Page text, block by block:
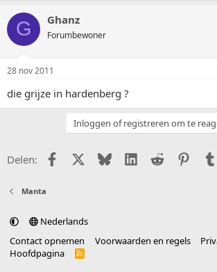
G Ghanz
Forumbewoner
28 nov 2011
die grijze in hardenberg ?
Inloggen of registreren om te
Delen: FacebookX (Twitter)
BlueskyLinkedIn
Reddit
Manta
Nederlands
Contact opnemen
Voorwaarden en regels
Hoofdpagina
R